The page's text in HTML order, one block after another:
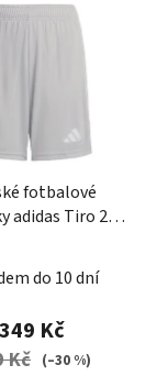
fotbalové
adidas Tiro 26
do 10 dní
349 Kč
Kč (–30 %)